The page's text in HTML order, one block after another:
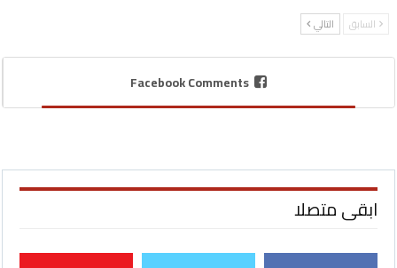
السابق التالي
Facebook Comments
ابقى متصلا